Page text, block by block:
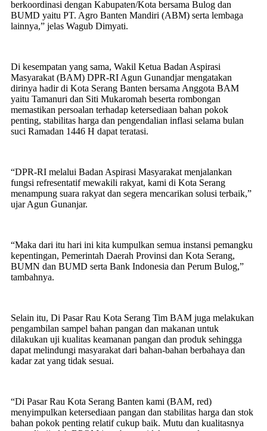
berkoordinasi dengan Kabupaten/Kota bersama Bulog dan
BUMD yaitu PT. Agro Banten Mandiri (ABM) serta lembaga
lainnya,” jelas Wagub Dimyati.
Di kesempatan yang sama, Wakil Ketua Badan Aspirasi
Masyarakat (BAM) DPR-RI Agun Gunandjar mengatakan
dirinya hadir di Kota Serang Banten bersama Anggota BAM
yaitu Tamanuri dan Siti Mukaromah beserta rombongan
memastikan persoalan terhadap ketersediaan bahan pokok
penting, stabilitas harga dan pengendalian inflasi selama bulan
suci Ramadan 1446 H dapat teratasi.
“DPR-RI melalui Badan Aspirasi Masyarakat menjalankan
fungsi refresentatif mewakili rakyat, kami di Kota Serang
menampung suara rakyat dan segera mencarikan solusi terbaik,”
ujar Agun Gunanjar.
“Maka dari itu hari ini kita kumpulkan semua instansi pemangku
kepentingan, Pemerintah Daerah Provinsi dan Kota Serang,
BUMN dan BUMD serta Bank Indonesia dan Perum Bulog,”
tambahnya.
Selain itu, Di Pasar Rau Kota Serang Tim BAM juga melakukan
pengambilan sampel bahan pangan dan makanan untuk
dilakukan uji kualitas keamanan pangan dan produk sehingga
dapat melindungi masyarakat dari bahan-bahan berbahaya dan
kadar zat yang tidak sesuai.
“Di Pasar Rau Kota Serang Banten kami (BAM, red)
menyimpulkan ketersediaan pangan dan stabilitas harga dan stok
bahan pokok penting relatif cukup baik. Mutu dan kualitasnya